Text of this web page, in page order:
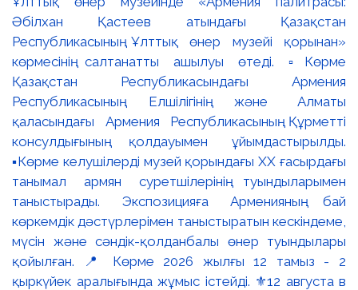
Әбілхан Қастеев атындағы Қазақстан
Республикасының Ұлттық өнер музейі қорынан»
көрмесінің салтанатты ашылуы өтеді. ▫️Көрме
Қазақстан Республикасындағы Армения
Республикасының Елшілігінің және Алматы
қаласындағы Армения Республикасының Құрметті
консулдығының қолдауымен ұйымдастырылды.
▪️Көрме келушілерді музей қорындағы ХХ ғасырдағы
танымал армян суретшілерінің туындыларымен
таныстырады. Экспозицияға Арменияның бай
көркемдік дәстүрлерімен таныстыратын кескіндеме,
мүсін және сәндік-қолданбалы өнер туындылары
қойылған. 📍 Көрме 2026 жылғы 12 тамыз - 2
қыркүйек аралығында жұмыс істейді. ⚜️12 августа в